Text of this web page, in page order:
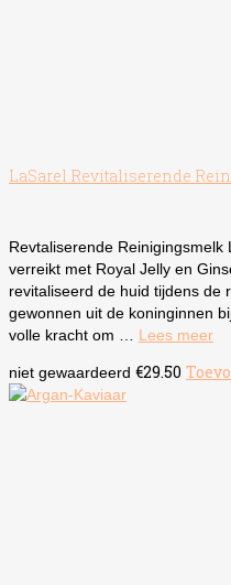
LaSarel Revitaliserende
Revtaliserende
verreikt met Royal Jelly en
revitaliseerd de huid tijdens de
gewonnen uit de koninginnen
volle kracht om … Lees meer
niet gewaardeerd €29.50